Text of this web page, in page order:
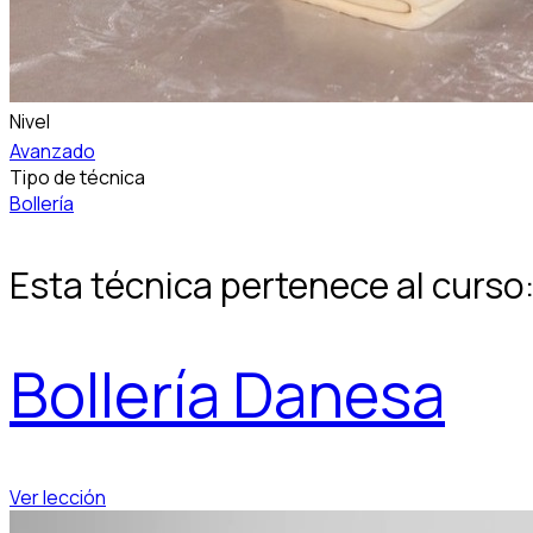
Nivel
Avanzado
Tipo de técnica
Bollería
Esta técnica pertenece al curso:
Bollería Danesa
Ver lección